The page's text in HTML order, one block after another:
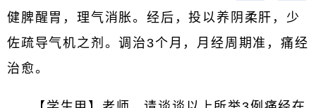
健脾醒胃，理气消胀。经后，投以养阴柔肝，少
佐疏导气机之剂。调治3个月，月经周期准，痛经
治愈。